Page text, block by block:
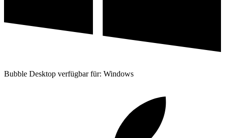
Bubble Desktop verfügbar für: Windows